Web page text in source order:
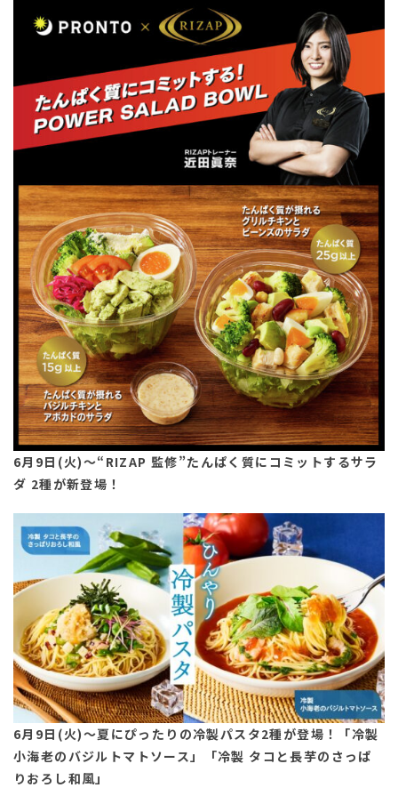
6月9日(火)〜“RIZAP 監修”たんぱく質にコミットするサラ
ダ 2種が新登場！
6月9日(火)〜夏にぴったりの冷製パスタ2種が登場！「冷製
小海老のバジルトマトソース」「冷製 タコと長芋のさっぱ
りおろし和風」